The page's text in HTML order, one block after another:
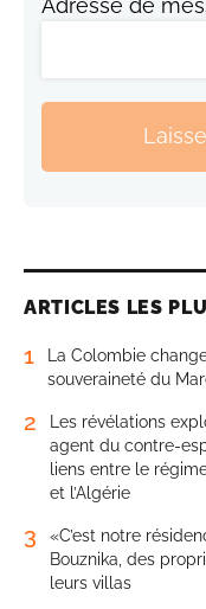
Adresse de
ARTICLES LES
1
La Colombie
souveraineté du
2
Les révélations
agent du contre-
liens entre le
et l’Algérie
3
«C’est notre
Bouznika, des
leurs villas